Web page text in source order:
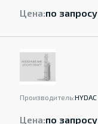
Цена:по запросу
Производитель:HYDAC
Цена:по запросу